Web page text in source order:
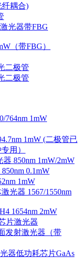
纤耦合)
光器带FBG
（带FBG）
二极管
二极管
764nm 1mW
1mW (二极管已
用）
850nm 1mW/2mW
0.1mW
1mW
光器 1567/1550nm
1654nm 2mW
片激光器
发射激光器（带
器低功耗芯片GaAs